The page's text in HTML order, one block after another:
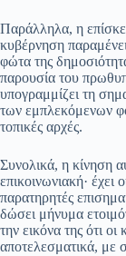
Παράλληλα, η
κυβέρνηση
φώτα της
παρουσία του
υπογραμμίζει τη
των εμπλεκόμενων
τοπικές αρχές.
Συνολικά, η κίνηση
επικοινωνιακή· έχει
παρατηρητές
δώσει μήνυμα
την εικόνα της ότι οι
αποτελεσματικά, με